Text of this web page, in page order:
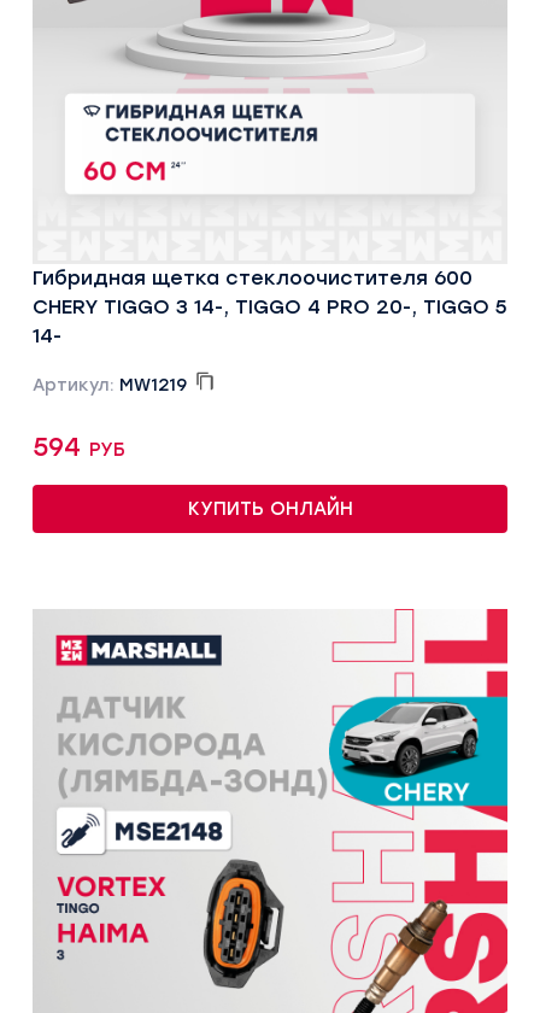
Гибридная щетка стеклоочистителя 600
CHERY TIGGO 3 14-, TIGGO 4 PRO 20-, TIGGO 5
14-
Артикул: MW1219
594 руб
КУПИТЬ ОНЛАЙН